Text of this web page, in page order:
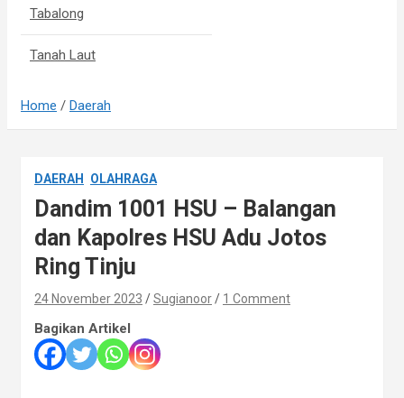
Tabalong
Tanah Laut
Home Daerah
DAERAH OLAHRAGA
Dandim 1001 HSU – Balangan
dan Kapolres HSU Adu Jotos
Ring Tinju
24 November 2023 Sugianoor 1 Comment
Bagikan Artikel